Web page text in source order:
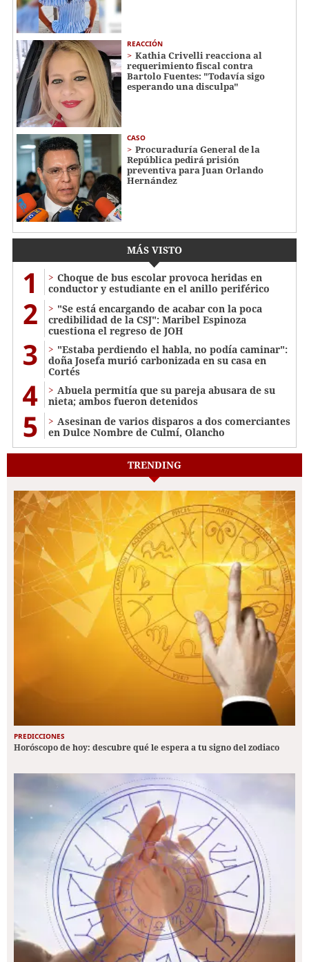
REACCIÓN
Kathia Crivelli reacciona al
requerimiento fiscal contra
Bartolo Fuentes: "Todavía sigo
esperando una disculpa"
CASO
Procuraduría General de la
República pedirá prisión
preventiva para Juan Orlando
Hernández
MÁS VISTO
1
Choque de bus escolar provoca heridas en
conductor y estudiante en el anillo periférico
2
"Se está encargando de acabar con la poca
credibilidad de la CSJ": Maribel Espinoza
cuestiona el regreso de JOH
3
"Estaba perdiendo el habla, no podía caminar":
doña Josefa murió carbonizada en su casa en
Cortés
4
Abuela permitía que su pareja abusara de su
nieta; ambos fueron detenidos
5
Asesinan de varios disparos a dos comerciantes
en Dulce Nombre de Culmí, Olancho
TRENDING
PREDICCIONES
Horóscopo de hoy: descubre qué le espera a tu signo del zodiaco